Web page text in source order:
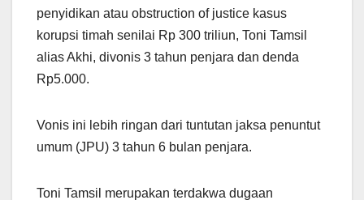
penyidikan atau obstruction of justice kasus
korupsi timah senilai Rp 300 triliun, Toni Tamsil
alias Akhi, divonis 3 tahun penjara dan denda
Rp5.000.
Vonis ini lebih ringan dari tuntutan jaksa penuntut
umum (JPU) 3 tahun 6 bulan penjara.
Toni Tamsil merupakan terdakwa dugaan